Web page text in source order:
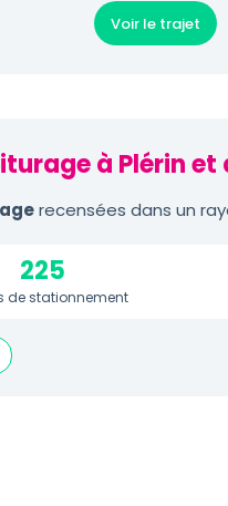
Voir le trajet
à Plérin
recensées dans un
225
de stationnement